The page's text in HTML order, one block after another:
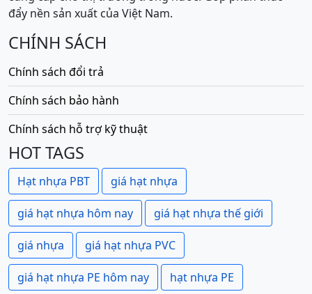
đẩy nền sản xuất của Việt Nam.
CHÍNH SÁCH
Chính sách đổi trả
Chính sách bảo hành
Chính sách hỗ trợ kỹ thuật
HOT TAGS
Hạt nhựa PBT giá hạt nhựa
giá hạt nhựa hôm nay giá hạt nhựa thế giới
giá nhựa giá hạt nhựa PVC
giá hạt nhựa PE hôm nay hạt nhựa PE